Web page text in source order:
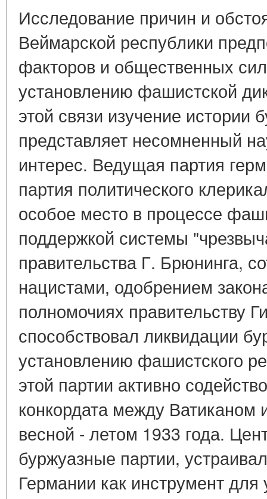
Исследование причин и
Веймарской республики
факторов и общественных
установлению фашистской
этой связи изучение истории
представляет несомненный
интерес. Ведущая партия
партия политического
особое место в процессе
поддержкой системы
правительства Г. Брюнинга,
нацистами, одобрением
полномочиях правительству
способствовал ликвидации
установлению фашистского
этой партии активно
конкордата между Ватиканом
весной - летом 1933 года.
буржуазные партии,
Германии как инструмент для